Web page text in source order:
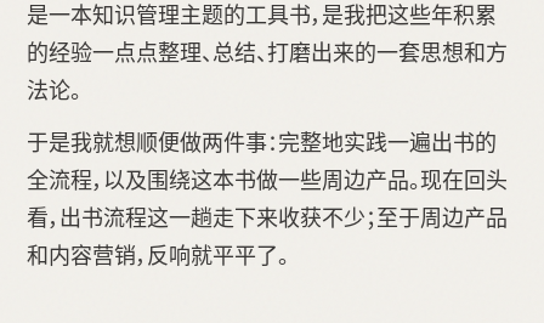
是一本知识管理主题的工具书，是我把这些年积累
的经验一点点整理、总结、打磨出来的一套思想和方
法论。
于是我就想顺便做两件事：完整地实践一遍出书的
全流程，以及围绕这本书做一些周边产品。现在回头
看，出书流程这一趟走下来收获不少；至于周边产品
和内容营销，反响就平平了。